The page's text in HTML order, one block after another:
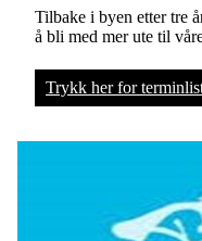
Tilbake i byen etter tre
å bli med mer ute til
Trykk her for